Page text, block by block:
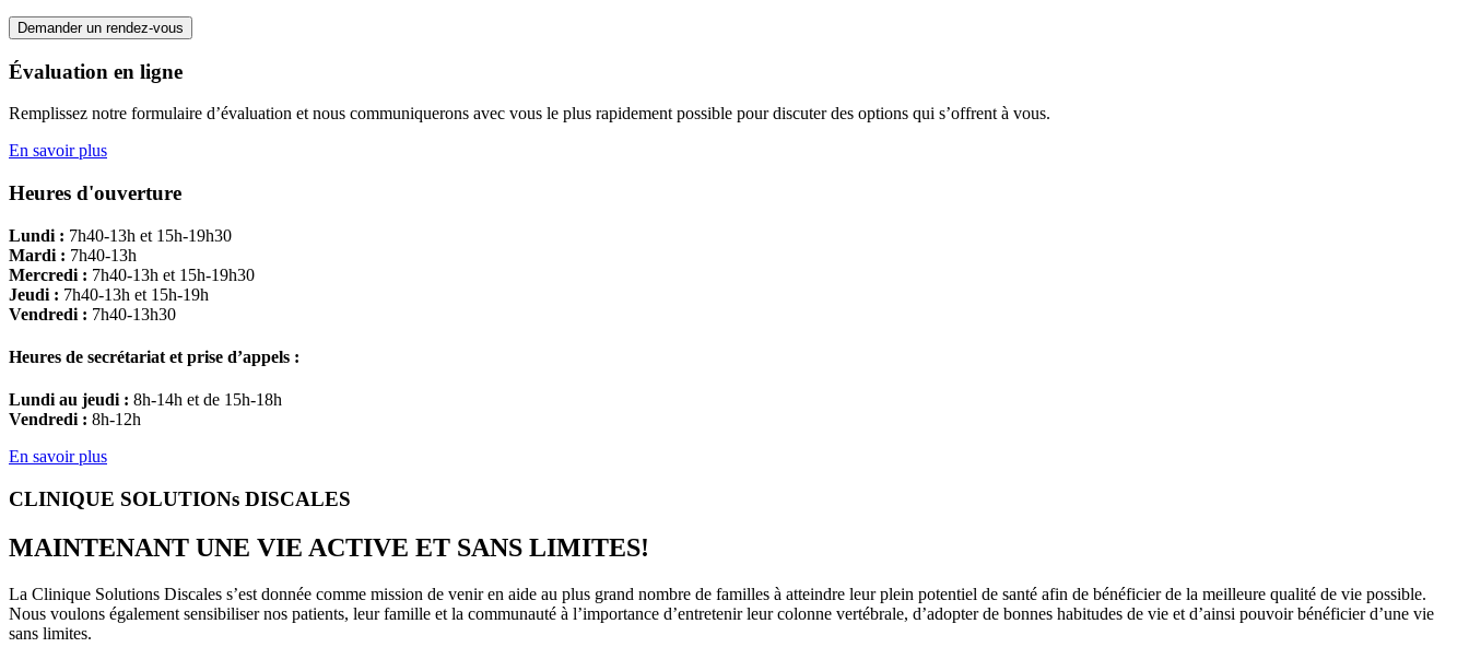
Évaluation en ligne
Remplissez notre formulaire d’évaluation et nous communiquerons avec vous le plus rapidement possible pour discuter des options qui s’offrent à vous.
En savoir plus
Heures d'ouverture
Lundi : 7h40-13h et 15h-19h30
Mardi : 7h40-13h
Mercredi : 7h40-13h et 15h-19h30
Jeudi : 7h40-13h et 15h-19h
Vendredi : 7h40-13h30
Heures de secrétariat et prise d’appels :
Lundi au jeudi : 8h-14h et de 15h-18h
Vendredi : 8h-12h
En savoir plus
CLINIQUE SOLUTIONs DISCALES
MAINTENANT UNE VIE ACTIVE ET SANS LIMITES!
La Clinique Solutions Discales s’est donnée comme mission de venir en aide au plus grand nombre de familles à atteindre leur plein potentiel de santé afin de bénéficier de la meilleure qualité de vie possible.
Nous voulons également sensibiliser nos patients, leur famille et la communauté à l’importance d’entretenir leur colonne vertébrale, d’adopter de bonnes habitudes de vie et d’ainsi pouvoir bénéficier d’une vie
sans limites.